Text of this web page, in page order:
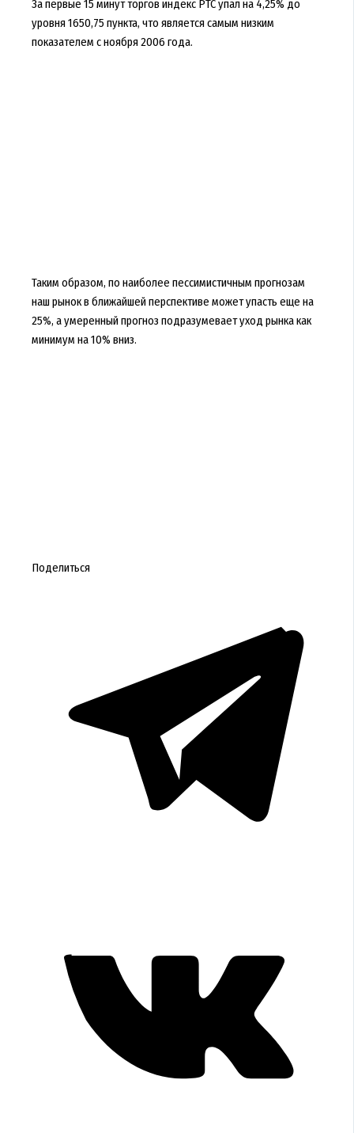
За первые 15 минут торгов индекс РТС упал на 4,25% до
уровня 1650,75 пункта, что является самым низким
показателем с ноября 2006 года.
Таким образом, по наиболее пессимистичным прогнозам
наш рынок в ближайшей перспективе может упасть еще на
25%, а умеренный прогноз подразумевает уход рынка как
минимум на 10% вниз.
Поделиться